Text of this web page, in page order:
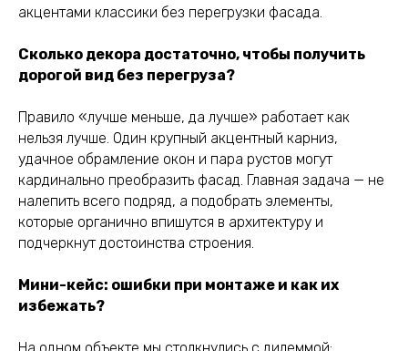
акцентами классики без перегрузки фасада.
Сколько декора достаточно, чтобы получить
дорогой вид без перегруза?
Правило «лучше меньше, да лучше» работает как
нельзя лучше. Один крупный акцентный карниз,
удачное обрамление окон и пара рустов могут
кардинально преобразить фасад. Главная задача — не
налепить всего подряд, а подобрать элементы,
которые органично впишутся в архитектуру и
подчеркнут достоинства строения.
Мини-кейс: ошибки при монтаже и как их
избежать?